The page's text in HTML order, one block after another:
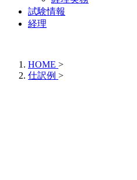
試験情報
経理
HOME >
仕訳例 >